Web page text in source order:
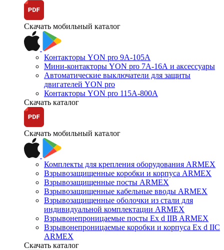
Скачать мобильный каталог
Контакторы YON pro 9А-105А
Мини-контакторы YON pro 7А-16А и аксессуары
Автоматические выключатели для защиты
двигателей YON pro
Контакторы YON pro 115А-800А
Скачать каталог
Скачать мобильный каталог
Комплекты для крепления оборудования ARMEX
Взрывозащищенные коробки и корпуса ARMEX
Взрывозащищенные посты ARMEX
Взрывозащищенные кабельные вводы ARMEX
Взрывозащищенные оболочки из стали для
индивидуальной комплектации ARMEX
Взрывонепроницаемые посты Ex d IIB ARMEX
Взрывонепроницаемые коробки и корпуса Ex d IIС
ARMEX
Скачать каталог